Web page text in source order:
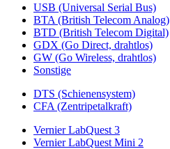
USB (Universal Serial Bus)
BTA (British Telecom Analog)
BTD (British Telecom Digital)
GDX (Go Direct, drahtlos)
GW (Go Wireless, drahtlos)
Sonstige
DTS (Schienensystem)
CFA (Zentripetalkraft)
Vernier LabQuest 3
Vernier LabQuest Mini 2